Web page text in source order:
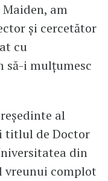
am
și cercetător
cu
să-i mulțumesc
al
titlul de Doctor
din
vreunui complot